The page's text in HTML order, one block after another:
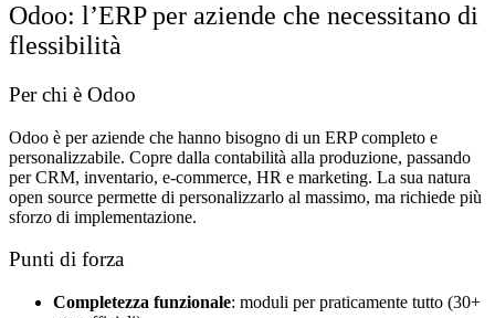
Odoo: l’ERP per aziende che necessitano di
flessibilità
Per chi è Odoo
Odoo è per aziende che hanno bisogno di un ERP completo e
personalizzabile. Copre dalla contabilità alla produzione, passando
per CRM, inventario, e-commerce, HR e marketing. La sua natura
open source permette di personalizzarlo al massimo, ma richiede più
sforzo di implementazione.
Punti di forza
Completezza funzionale: moduli per praticamente tutto (30+